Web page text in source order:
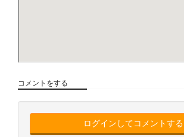
コメントをする
ログインしてコメントする